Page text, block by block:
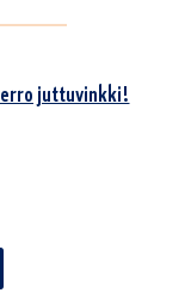
juttuvinkki!